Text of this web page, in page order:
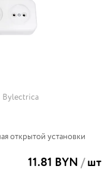
Bylectrica
открытой установки
11.81 BYN /шт